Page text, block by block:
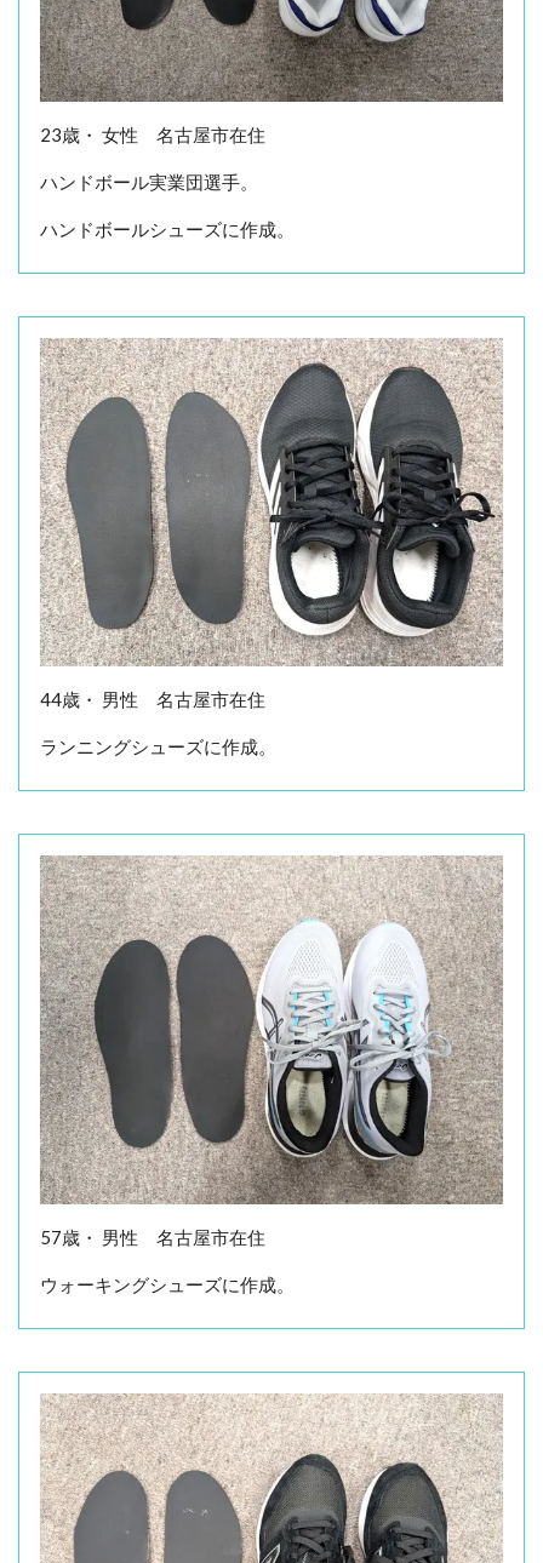
23歳・ 女性 名古屋市在住
ハンドボール実業団選手。
ハンドボールシューズに作成。
44歳・ 男性 名古屋市在住
ランニングシューズに作成。
57歳・ 男性 名古屋市在住
ウォーキングシューズに作成。